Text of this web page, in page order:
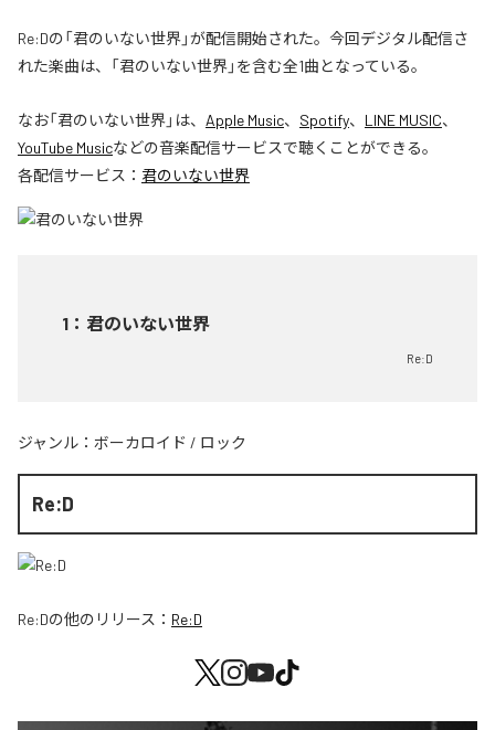
Re:Dの「君のいない世界」が配信開始された。今回デジタル配信さ
れた楽曲は、「君のいない世界」を含む全1曲となっている。
なお「君のいない世界」は、 Apple Music、 Spotify、 LINE MUSIC、
YouTube Musicなどの音楽配信サービスで聴くことができる。
各配信サービス： 君のいない世界
1 ： 君のいない世界
Re:D
ジャンル： ボーカロイド / ロック
Re:D
Re:Dの他のリリース： Re:D